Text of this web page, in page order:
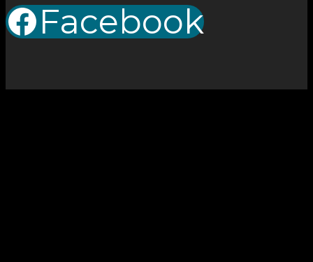
Facebook